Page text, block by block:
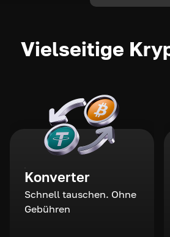
Vielseitige
Konverter
Schnell tauschen. Ohne
Gebühren